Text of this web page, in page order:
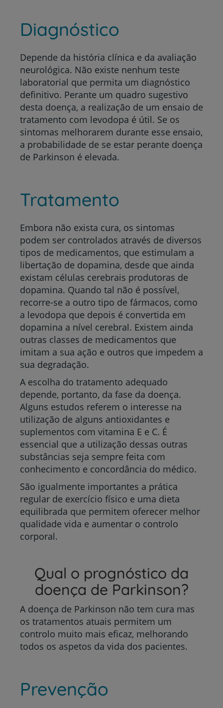
Diagnóstico
Depende da história clínica e da avaliação
neurológica. Não existe nenhum teste
laboratorial que permita um diagnóstico
definitivo. Perante um quadro sugestivo
desta doença, a realização de um ensaio de
tratamento com levodopa é útil. Se os
sintomas melhorarem durante esse ensaio,
a probabilidade de se estar perante doença
de Parkinson é elevada.
Tratamento
Embora não exista cura, os sintomas
podem ser controlados através de diversos
tipos de medicamentos, que estimulam a
libertação de dopamina, desde que ainda
existam células cerebrais produtoras de
dopamina. Quando tal não é possível,
recorre-se a outro tipo de fármacos, como
a levodopa que depois é convertida em
dopamina a nível cerebral. Existem ainda
outras classes de medicamentos que
imitam a sua ação e outros que impedem a
sua degradação.
A escolha do tratamento adequado
depende, portanto, da fase da doença.
Alguns estudos referem o interesse na
utilização de alguns antioxidantes e
suplementos com vitamina E e C. É
essencial que a utilização dessas outras
substâncias seja sempre feita com
conhecimento e concordância do médico.
São igualmente importantes a prática
regular de exercício físico e uma dieta
equilibrada que permitem oferecer melhor
qualidade vida e aumentar o controlo
corporal.
Qual o prognóstico da
doença de Parkinson?
A doença de Parkinson não tem cura mas
os tratamentos atuais permitem um
controlo muito mais eficaz, melhorando
todos os aspetos da vida dos pacientes.
Prevenção